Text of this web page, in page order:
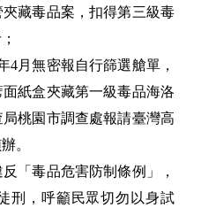
藏毒品案，扣得第三級毒
4月無密報自行篩選艙單，
紙盒夾藏第一級毒品海洛
桃園市調查處報請臺灣高
。
「毒品危害防制條例」，
刑，呼籲民眾切勿以身試